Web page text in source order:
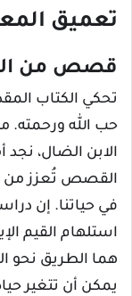
تعميق
قصص من
تحكي الكتاب
حب الله
الابن الضال،
القصص تُعزز من
في حياتنا. إن
استلهام القيم
هما الطريق نحو
يمكن أن تتغير